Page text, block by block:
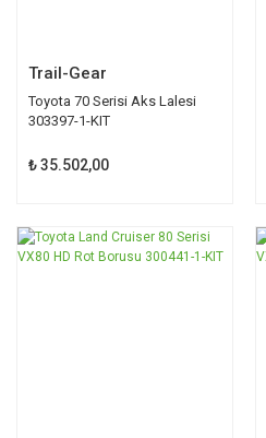
Trail-Gear
Toyota 70 Serisi Aks Lalesi
303397-1-KIT
₺ 35.502,00